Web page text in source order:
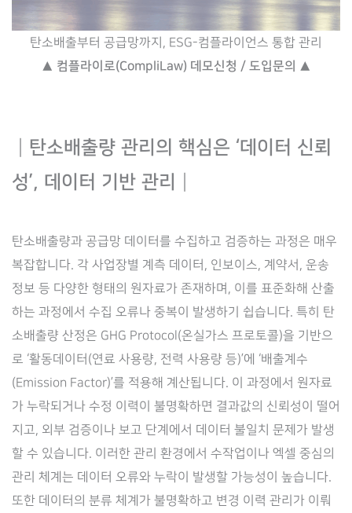
탄소배출부터 공급망까지, ESG-컴플라이언스 통합 관리
▲ 컴플라이로(CompliLaw) 데모신청 / 도입문의 ▲
탄소배출량 관리의 핵심은 ‘데이터 신뢰
성’, 데이터 기반 관리
탄소배출량과 공급망 데이터를 수집하고 검증하는 과정은 매우
복잡합니다. 각 사업장별 계측 데이터, 인보이스, 계약서, 운송
정보 등 다양한 형태의 원자료가 존재하며, 이를 표준화해 산출
하는 과정에서 수집 오류나 중복이 발생하기 쉽습니다. 특히 탄
소배출량 산정은 GHG Protocol(온실가스 프로토콜)을 기반으
로 ‘활동데이터(연료 사용량, 전력 사용량 등)’에 ‘배출계수
(Emission Factor)’를 적용해 계산됩니다. 이 과정에서 원자료
가 누락되거나 수정 이력이 불명확하면 결과값의 신뢰성이 떨어
지고, 외부 검증이나 보고 단계에서 데이터 불일치 문제가 발생
할 수 있습니다. 이러한 관리 환경에서 수작업이나 엑셀 중심의
관리 체계는 데이터 오류와 누락이 발생할 가능성이 높습니다.
또한 데이터의 분류 체계가 불명확하고 변경 이력 관리가 이뤄